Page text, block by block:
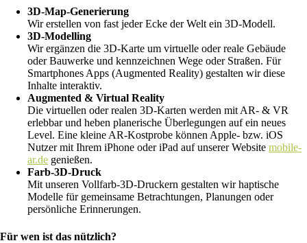
3D-Map-Generierung
Wir erstellen von fast jeder Ecke der Welt ein 3D-Modell.
3D-Modelling
Wir ergänzen die 3D-Karte um virtuelle oder reale Gebäude
oder Bauwerke und kennzeichnen Wege oder Straßen. Für
Smartphones Apps (Augmented Reality) gestalten wir diese
Inhalte interaktiv.
Augmented & Virtual Reality
Die virtuellen oder realen 3D-Karten werden mit AR- & VR
erlebbar und heben planerische Überlegungen auf ein neues
Level. Eine kleine AR-Kostprobe können Apple- bzw. iOS
Nutzer mit Ihrem iPhone oder iPad auf unserer Website mobile-
ar.de genießen.
Farb-3D-Druck
Mit unseren Vollfarb-3D-Druckern gestalten wir haptische
Modelle für gemeinsame Betrachtungen, Planungen oder
persönliche Erinnerungen.
Für wen ist das nützlich?